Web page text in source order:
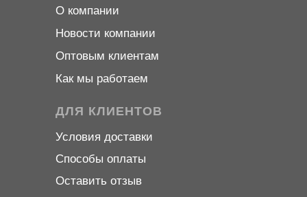
ДЛЯ КЛИЕНТОВ
Условия доставки
Способы оплаты
Оставить отзыв
О компании
Оптовым клиентам
Новости компании
Как мы работаем